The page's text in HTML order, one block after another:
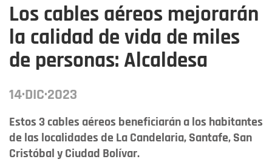
Los cables aéreos mejorarán
la calidad de vida de miles
de personas: Alcaldesa
14·DIC·2023
Estos 3 cables aéreos beneficiarán a los habitantes
de las localidades de La Candelaria, Santafe, San
Cristóbal y Ciudad Bolívar.